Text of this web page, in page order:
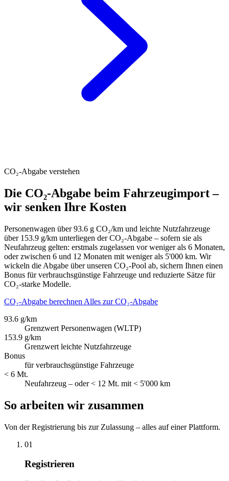
CO₂-Abgabe verstehen
Die CO₂-Abgabe beim Fahrzeugimport –
wir senken Ihre Kosten
Personenwagen über 93.6 g CO₂/km und leichte Nutzfahrzeuge
über 153.9 g/km unterliegen der CO₂-Abgabe – sofern sie als
Neufahrzeug gelten: erstmals zugelassen vor weniger als 6 Monaten,
oder zwischen 6 und 12 Monaten mit weniger als 5'000 km. Wir
wickeln die Abgabe über unseren CO₂-Pool ab, sichern Ihnen einen
Bonus für verbrauchsgünstige Fahrzeuge und reduzierte Sätze für
CO₂-starke Modelle.
CO₂-Abgabe berechnen Alles zur CO₂-Abgabe
93.6 g/km
Grenzwert Personenwagen (WLTP)
153.9 g/km
Grenzwert leichte Nutzfahrzeuge
Bonus
für verbrauchsgünstige Fahrzeuge
< 6 Mt.
Neufahrzeug – oder < 12 Mt. mit < 5'000 km
So arbeiten wir zusammen
Von der Registrierung bis zur Zulassung – alles auf einer Plattform.
01
Registrieren